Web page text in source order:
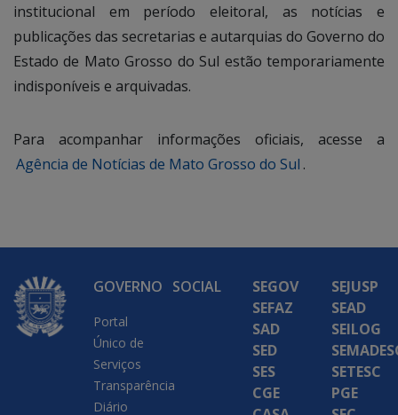
institucional em período eleitoral, as notícias e
publicações das secretarias e autarquias do Governo do
Estado de Mato Grosso do Sul estão temporariamente
indisponíveis e arquivadas.
Para acompanhar informações oficiais, acesse a
Agência de Notícias de Mato Grosso do Sul .
GOVERNO
Portal
Único de
Serviços
Transparência
Diário
SOCIAL
SEGOV
SEFAZ
SAD
SED
SES
CGE
SEJUSP
SEAD
SEILOG
SETESC
PGE